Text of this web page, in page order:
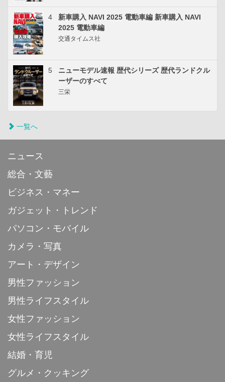
4
新車購入 NAVI 2025 電動車編 新車購入 NAVI
2025 電動車編
交通タイムス社
5
ニューモデル速報 歴代シリーズ 歴代ランドクル
ーザーのすべて
三栄
一覧へ
ニュース
総合・文藝
ビジネス・マネー
ガジェット・トレンド
パソコン・モバイル
カメラ・写真
アート・デザイン
男性ファッション
男性ライフスタイル
女性ファッション
女性ライフスタイル
結婚・育児
グルメ・クッキング